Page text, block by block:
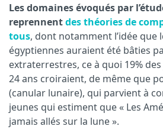
Les domaines évoqués par
reprennentdes théories de
tous, dont notamment l’idée que
égyptiennes auraient été bâties
extraterrestres, ce à quoi 19%
24 ans croiraient, de même que
(canular lunaire), qui parvient à
jeunes qui estiment que « Les
jamais allés sur la lune ».